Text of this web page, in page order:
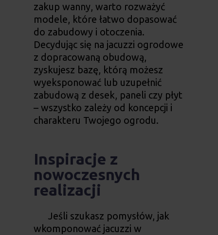
zakup wanny, warto rozważyć
modele, które łatwo dopasować
do zabudowy i otoczenia.
Decydując się na jacuzzi ogrodowe
z dopracowaną obudową,
zyskujesz bazę, którą możesz
wyeksponować lub uzupełnić
zabudową z desek, paneli czy płyt
– wszystko zależy od koncepcji i
charakteru Twojego ogrodu.
Inspiracje z
nowoczesnych
realizacji
Jeśli szukasz pomysłów, jak
wkomponować jacuzzi w